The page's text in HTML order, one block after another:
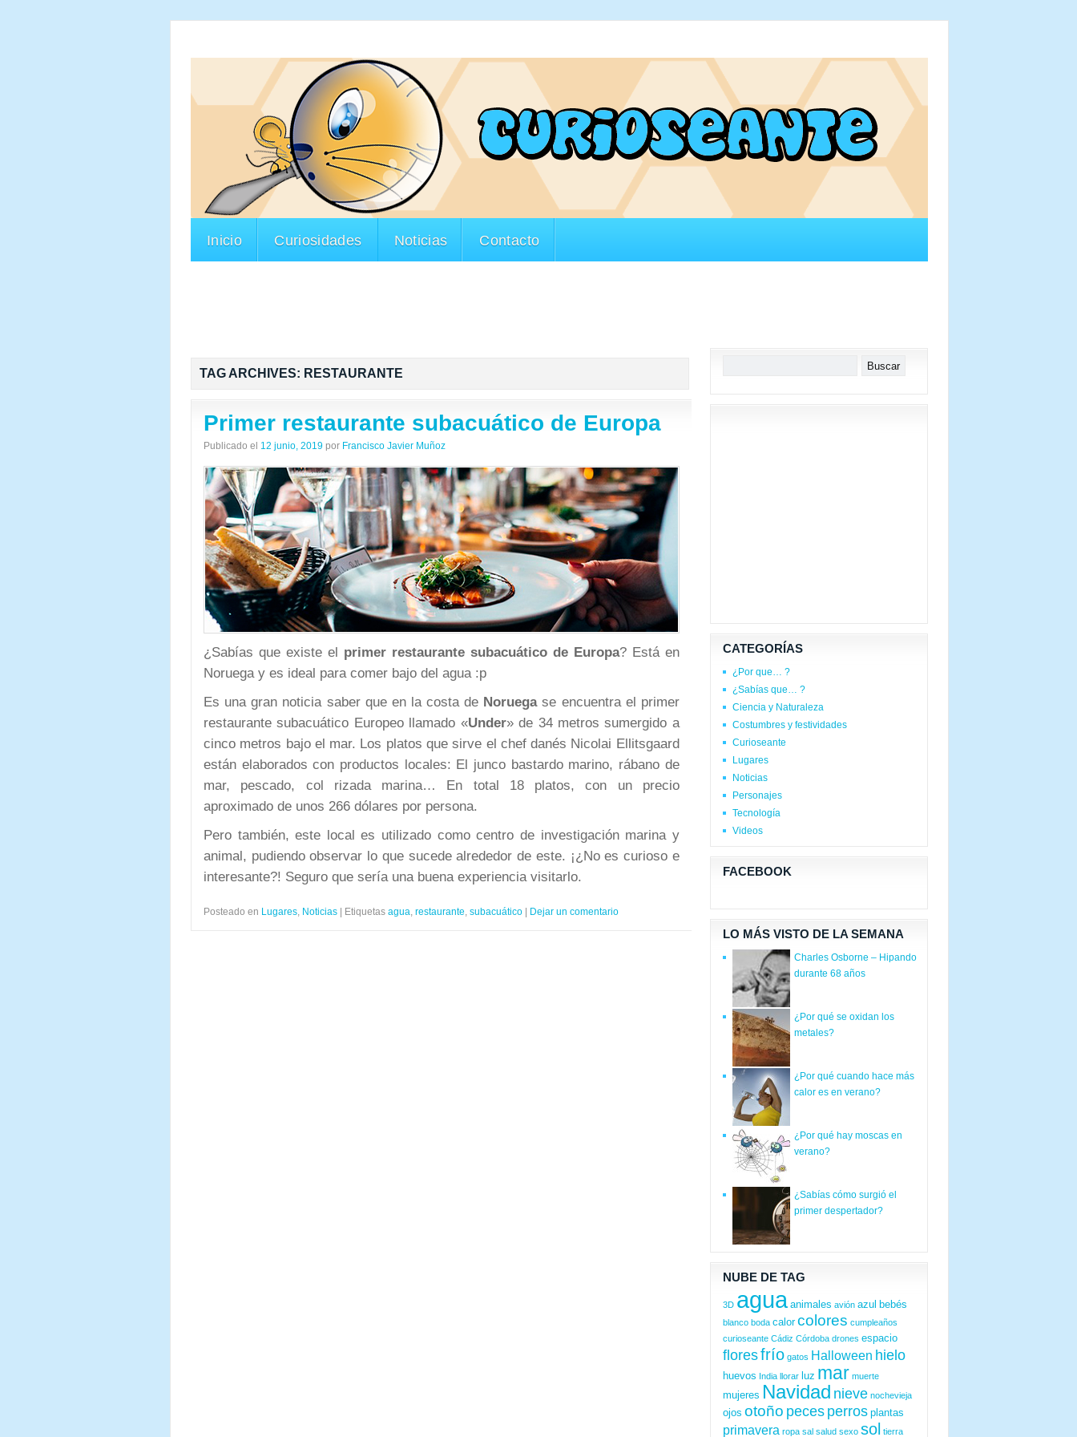
Inicio Curiosidades Noticias Contacto
TAG ARCHIVES: RESTAURANTE
Primer restaurante subacuático de Europa
Publicado el 12 junio, 2019 por Francisco Javier Muñoz
¿Sabías que existe el primer restaurante subacuático de Europa? Está en
Noruega y es ideal para comer bajo del agua :p
Es una gran noticia saber que en la costa de Noruegase encuentra el primer
restaurante subacuático Europeo llamado «Under» de 34 metros sumergido a
cinco metros bajo el mar. Los platos que sirve el chef danés Nicolai Ellitsgaard
están elaborados con productos locales: El junco bastardo marino, rábano de
mar, pescado, col rizada marina… En total 18 platos, con un precio
aproximado de unos 266 dólares por persona.
Pero también, este local es utilizado como centro de investigación marina y
animal, pudiendo observar lo que sucede alrededor de este. ¡¿No es curioso e
interesante?! Seguro que sería una buena experiencia visitarlo.
Posteado en Lugares, Noticias Etiquetas agua, restaurante, subacuático Dejar un comentario
CATEGORÍAS
¿Por que… ?
¿Sabías que… ?
Ciencia y Naturaleza
Costumbres y festividades
Curioseante
Lugares
Noticias
Personajes
Tecnología
Videos
FACEBOOK
LO MÁS VISTO DE LA SEMANA
Charles Osborne – Hipando
durante 68 años
¿Por qué se oxidan los
metales?
¿Por qué cuando hace más
calor es en verano?
¿Por qué hay moscas en
verano?
¿Sabías cómo surgió el
primer despertador?
NUBE DE TAG
3D agua animales avión azul bebés
blanco boda calor colores cumpleaños
curioseante Cádiz Córdoba drones espacio
floresfrío gatos Halloween hielo
huevos India llorar luz mar muerte
mujeres Navidad nieve nochevieja
ojos otoño peces perros plantas
primavera ropa sal salud sexo sol tierra